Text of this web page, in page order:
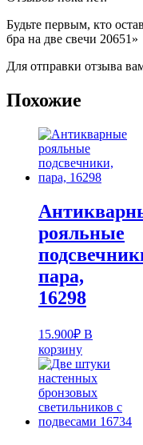
Будьте первым, кто
бра на две свечи 20651»
Для отправки отзыва
Похожие
рояльные
пара,
16298
15.900₽ В
корзину